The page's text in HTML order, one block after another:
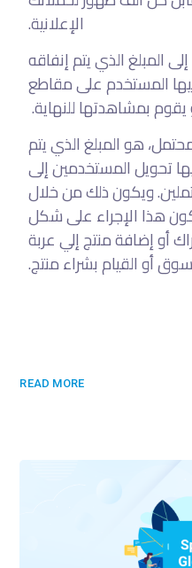
الإعلانية.
المبلغ الذي يتم إنفاقه
المستخدم على مقاطع
يقوم بمشاهدتها للنهاية.
هو المبلغ الذي يتم
تحويل المستخدمين إلى
ويكون ذلك من خلال
هذا الإجراء على شكل
أو إضافة منتج إلي عربة
أو القيام بشراء منتج.
READ MORE